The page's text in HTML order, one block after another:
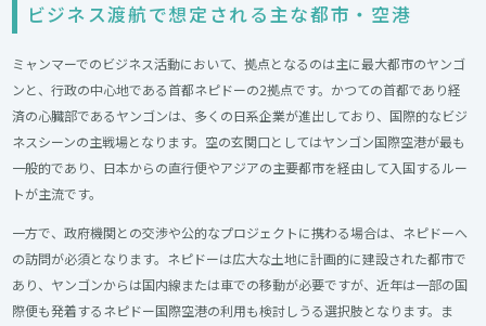
ビジネス渡航で想定される主な都市・空港
ミャンマーでのビジネス活動において、拠点となるのは主に最大都市のヤンゴ
ンと、行政の中心地である首都ネピドーの2拠点です。かつての首都であり経
済の心臓部であるヤンゴンは、多くの日系企業が進出しており、国際的なビジ
ネスシーンの主戦場となります。空の玄関口としてはヤンゴン国際空港が最も
一般的であり、日本からの直行便やアジアの主要都市を経由して入国するルー
トが主流です。
一方で、政府機関との交渉や公的なプロジェクトに携わる場合は、ネピドーへ
の訪問が必須となります。ネピドーは広大な土地に計画的に建設された都市で
あり、ヤンゴンからは国内線または車での移動が必要ですが、近年は一部の国
際便も発着するネピドー国際空港の利用も検討しうる選択肢となります。ま